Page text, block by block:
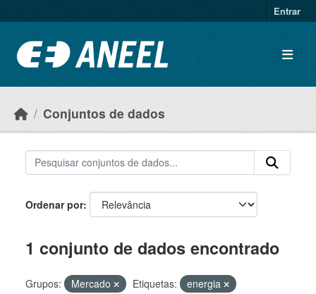
Entrar
Conjuntos de dados
Ordenar por
1 conjunto de dados encontrado
Grupos: Mercado Etiquetas:
energia